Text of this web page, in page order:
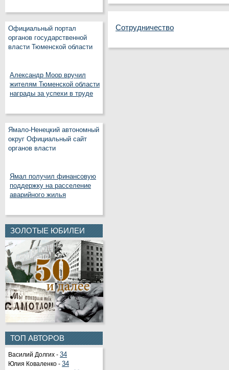
Официальный портал
органов государственной
власти Тюменской области
Александр Моор вручил
жителям Тюменской области
награды за успехи в труде
Ямало-Ненецкий автономный
округ Официальный сайт
органов власти
Ямал получил финансовую
поддержку на расселение
аварийного жилья
ЗОЛОТЫЕ ЮБИЛЕИ
ТОП АВТОРОВ
Василий Долгих - 34
Юлия Коваленко - 34
Сотрудничество